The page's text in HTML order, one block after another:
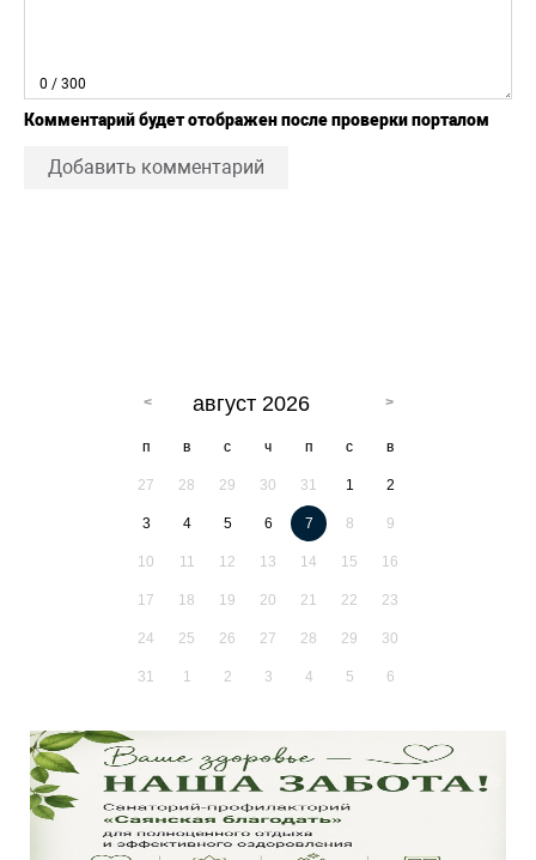
0 / 300
Комментарий будет отображен после проверки порталом
Добавить комментарий
август 2026
п в с ч п с в
27 28 29 30 31 1 2
3 4 5 6 7 8 9
10 11 12 13 14 15 16
17 18 19 20 21 22 23
24 25 26 27 28 29 30
31 1 2 3 4 5 6